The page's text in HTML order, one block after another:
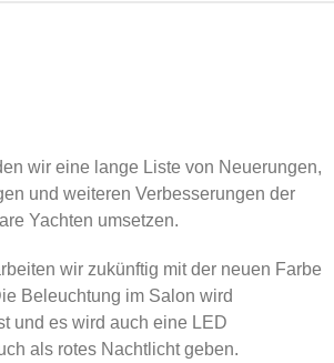
wir eine lange Liste von Neuerungen,
und weiteren Verbesserungen der
Yachten umsetzen.
wir zukünftig mit der neuen Farbe
Beleuchtung im Salon wird
und es wird auch eine LED
als rotes Nachtlicht geben.